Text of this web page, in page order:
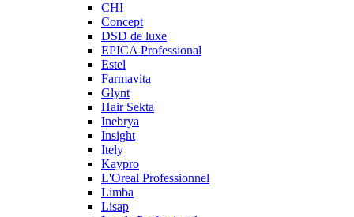
CHI
Concept
DSD de luxe
EPICA Professional
Estel
Farmavita
Glynt
Hair Sekta
Inebrya
Insight
Itely
Kaypro
L'Oreal Professionnel
Limba
Lisap